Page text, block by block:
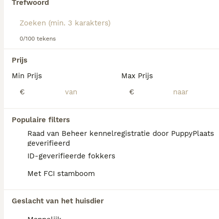
Trefwoord
0/100 tekens
Prijs
Min Prijs
€
Max Prijs
€
Populaire filters
Raad van Beheer kennelregistratie door PuppyPlaats
geverifieerd
ID-geverifieerde fokkers
Met FCI stamboom
Geslacht van het huisdier
informatie over dit hondenras.
We hebben 0 Dandie Dinmont Terriër Honden
Als je toekomstige resultaten wil zien voor deze
exacte zoekopdracht, sla dan je zoekopdracht op en
vind jouw perfecte hond:
Zoekopdracht bewaren
FAQ's
Wat is het karakter van een
Dandie Dinmont Terriër?
De Dandie Dinmont Terriër heeft een